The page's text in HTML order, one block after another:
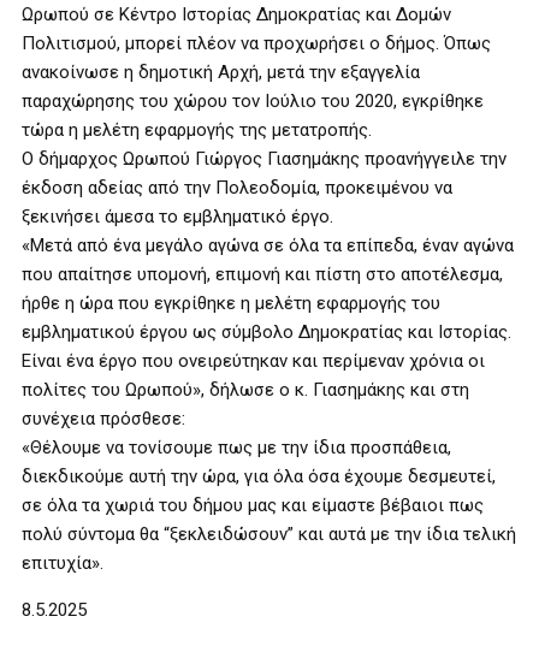
Ωρωπού σε Κέντρο Ιστορίας Δημοκρατίας και Δομών
Πολιτισμού, μπορεί πλέον να προχωρήσει ο δήμος. Όπως
ανακοίνωσε η δημοτική Αρχή, μετά την εξαγγελία
παραχώρησης του χώρου τον Ιούλιο του 2020, εγκρίθηκε
τώρα η μελέτη εφαρμογής της μετατροπής.
Ο δήμαρχος Ωρωπού Γιώργος Γιασημάκης προανήγγειλε την
έκδοση αδείας από την Πολεοδομία, προκειμένου να
ξεκινήσει άμεσα το εμβληματικό έργο.
«Μετά από ένα μεγάλο αγώνα σε όλα τα επίπεδα, έναν αγώνα
που απαίτησε υπομονή, επιμονή και πίστη στο αποτέλεσμα,
ήρθε η ώρα που εγκρίθηκε η μελέτη εφαρμογής του
εμβληματικού έργου ως σύμβολο Δημοκρατίας και Ιστορίας.
Είναι ένα έργο που ονειρεύτηκαν και περίμεναν χρόνια οι
πολίτες του Ωρωπού», δήλωσε ο κ. Γιασημάκης και στη
συνέχεια πρόσθεσε:
«Θέλουμε να τονίσουμε πως με την ίδια προσπάθεια,
διεκδικούμε αυτή την ώρα, για όλα όσα έχουμε δεσμευτεί,
σε όλα τα χωριά του δήμου μας και είμαστε βέβαιοι πως
πολύ σύντομα θα “ξεκλειδώσουν” και αυτά με την ίδια τελική
επιτυχία».
8.5.2025